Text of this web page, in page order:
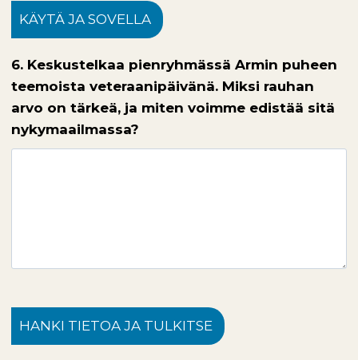
KÄYTÄ JA SOVELLA
6. Keskustelkaa pienryhmässä Armin puheen
teemoista veteraanipäivänä. Miksi rauhan
arvo on tärkeä, ja miten voimme edistää sitä
nykymaailmassa?
HANKI TIETOA JA TULKITSE